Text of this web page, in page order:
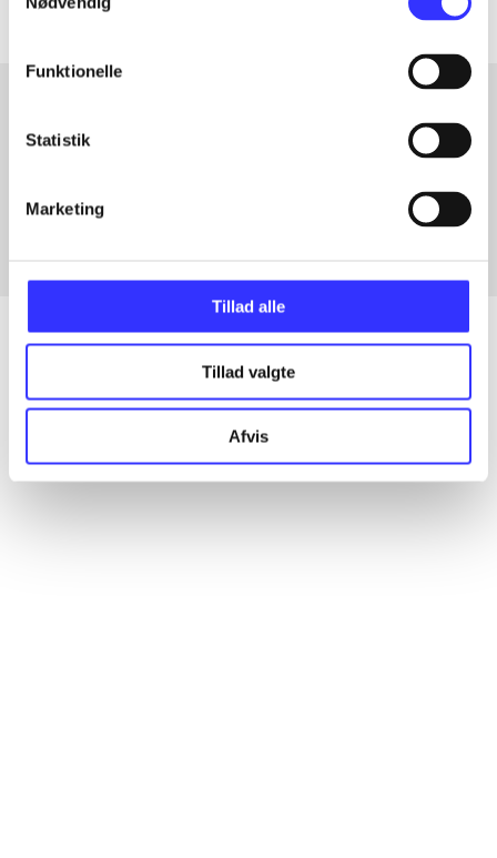
Funktionelle
Statistik
Marketing
Tillad alle
Tillad valgte
Afvis
Artikler med samme emner
Artikler
Alle registrerede artikler fordelt på udgivelser